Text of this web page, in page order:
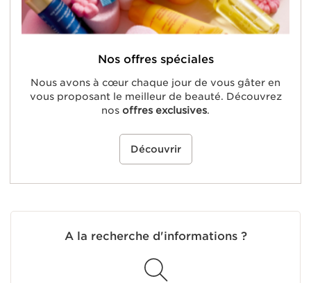
Nos offres spéciales
Nous avons à cœur chaque jour de vous gâter en
vous proposant le meilleur de beauté. Découvrez
nos offres exclusives.
Découvrir
A la recherche d'informations ?